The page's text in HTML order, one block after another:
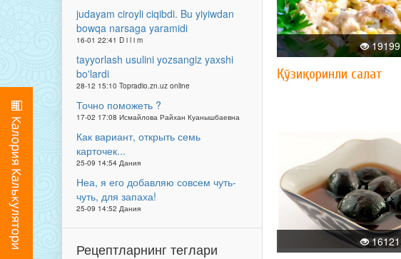
judayam ciroyli ciqibdi. Bu yiyiwdan
bowqa narsaga yaramidi
16-01 22:41 D i l i m
tayyorlash usulini yozsangiz yaxshi
bo'lardi
28-12 15:10 Topradio.zn.uz online
Точно поможеть ?
17-02 17:08 Исмайлова Райхан Куанышбаевна
Как вариант, открыть семь
карточек...
25-09 14:54 Дания
Неа, я его добавляю совсем чуть-
чуть, для запаха!
25-09 14:52 Дания
Рецептларнинг теглари
19199
Қўзиқоринли салат
16121